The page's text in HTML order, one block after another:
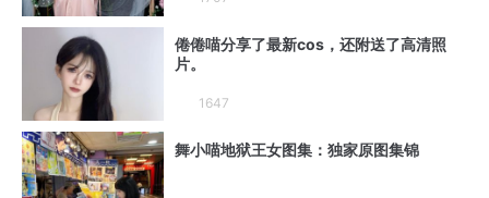
倦倦喵分享了最新cos，还附送了高清照
片。
1647
舞小喵地狱王女图集：独家原图集锦